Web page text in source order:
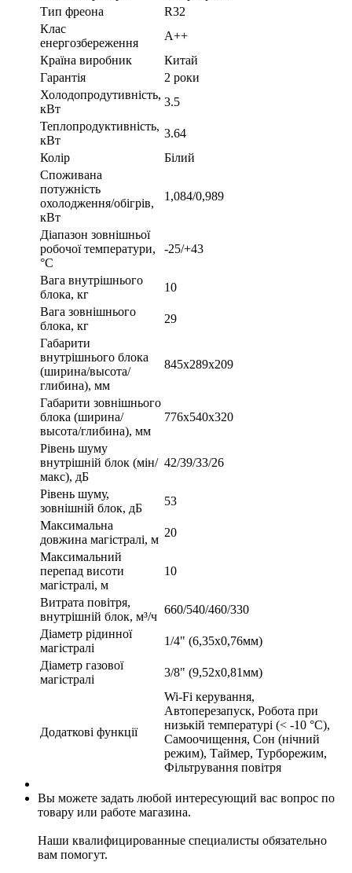
Тип фреона
R32
Клас
енергозбереження
A++
Країна виробник
Китай
Гарантія
2 роки
Холодопродутивність,
кВт
3.5
Теплопродуктивність,
кВт
3.64
Колір
Білий
Споживана
потужність
охолодження/обігрів,
кВт
1,084/0,989
Діапазон зовнішньої
робочої температури,
°С
-25/+43
Вага внутрішнього
блока, кг
10
Вага зовнішнього
блока, кг
29
Габарити
внутрішнього блока
(ширина/высота/
глибина), мм
845x289x209
Габарити зовнішнього
блока (ширина/
высота/глибина), мм
776х540х320
Рівень шуму
внутрішній блок (мін/
макс), дБ
42/39/33/26
Рівень шуму,
зовнішній блок, дБ
53
Максимальна
довжина магістралі, м
20
Максимальний
перепад висоти
магістралі, м
10
Витрата повітря,
внутрішній блок, м³/ч
660/540/460/330
Діаметр рідинної
магістралі
1/4" (6,35х0,76мм)
Діаметр газової
магістралі
3/8" (9,52х0,81мм)
Додаткові функції
Wi-Fi керування,
Автоперезапуск, Робота при
низькій температурі (< -10 °C),
Самоочищення, Сон (нічний
режим), Таймер, Турборежим,
Фільтрування повітря
Вы можете задать любой интересующий вас вопрос по
товару или работе магазина.
Наши квалифицированные специалисты обязательно
вам помогут.